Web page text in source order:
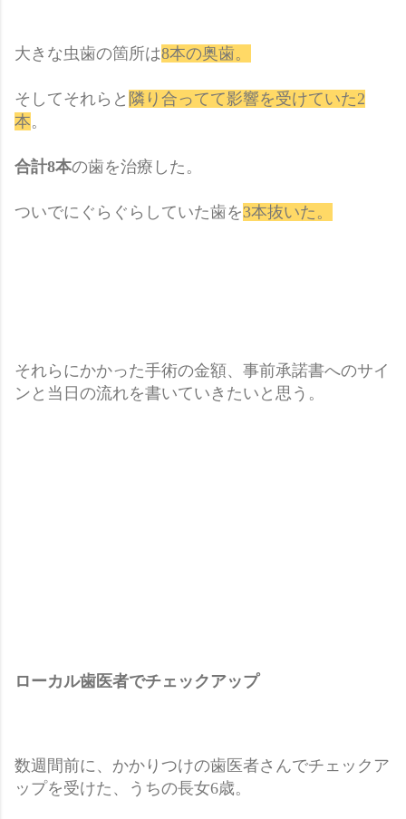
大きな虫歯の箇所は8本の奥歯。
そしてそれらと 隣り合ってて影響を受けていた2
本。
合計8本の歯を治療した。
ついでにぐらぐらしていた歯を3本抜いた。
それらにかかった手術の金額、事前承諾書へのサイ
ンと当日の流れを書いていきたいと思う。
ローカル歯医者でチェックアップ
数週間前に、かかりつけの歯医者さんでチェックア
ップを受けた、うちの長女6歳。